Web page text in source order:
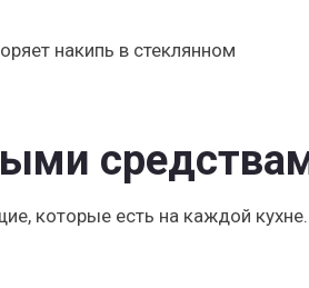
накипь в стеклянном
которые есть на каждой кухне.